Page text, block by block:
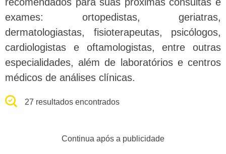
exames: ortopedistas, geriatras,
dermatologiastas, fisioterapeutas, psicólogos,
cardiologistas e oftamologistas, entre outras
especialidades, além de laboratórios e centros
médicos de análises clínicas.
27 resultados encontrados
Continua após a publicidade